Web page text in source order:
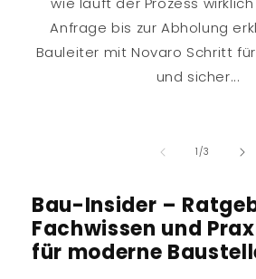
Anfrage bis zur Abholung
Bauleiter mit Novaro Schritt
und sicher...
1/von
3
Bau-Insider –
Fachwissen und
für moderne